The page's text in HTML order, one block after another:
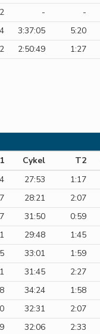
- -
3:37:05 5:20
2:50:49 1:27
Cykel T2
27:53 1:17
28:21 2:07
31:50 0:59
29:48 1:45
33:01 1:59
31:45 2:27
34:24 1:58
32:31 2:07
32:06 2:33